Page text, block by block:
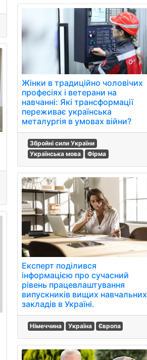
Жінки в традиційно чоловічих
професіях і ветерани на
навчанні: Які трансформації
переживає українська
металургія в умовах війни?
Збройні сили України
Українська мова
Фірма
Експерт поділився
інформацією про сучасний
рівень працевлаштування
випускників вищих навчальних
закладів в Україні.
Німеччина Україна Європа